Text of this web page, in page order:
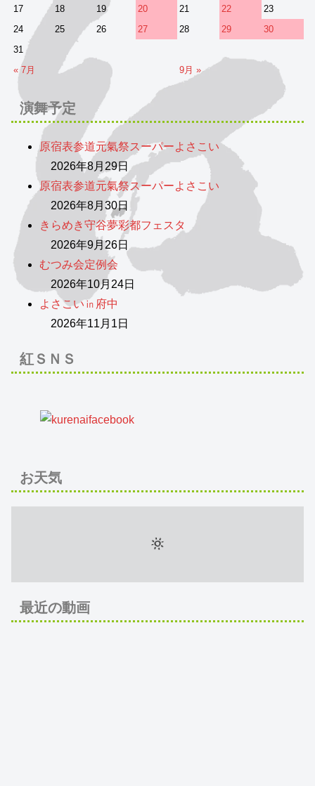
17
18 19 20 21 22
23
24
25 26 27 28 29
30
31
« 7月
9月 »
演舞予定
原宿表参道元氣祭スーパーよさこい
2026年8月29日
原宿表参道元氣祭スーパーよさこい
2026年8月30日
きらめき守谷夢彩都フェスタ
2026年9月26日
むつみ会定例会
2026年10月24日
よさこい㏌府中
2026年11月1日
紅ＳＮＳ
お天気
最近の動画